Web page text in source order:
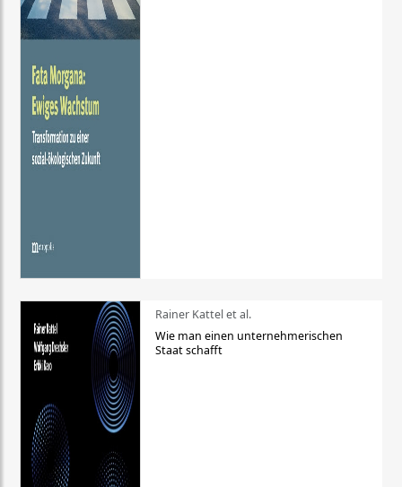
Rainer Kattel et al.
Wie man einen unternehmerischen
Staat schafft